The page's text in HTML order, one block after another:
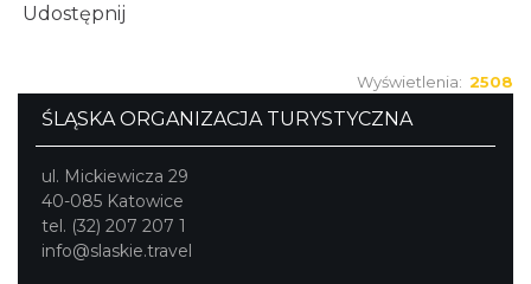
Udostępnij
Wyświetlenia: 2508
ŚLĄSKA ORGANIZACJA TURYSTYCZNA
ul. Mickiewicza 29
40-085 Katowice
tel. (32) 207 207 1
info@slaskie.travel